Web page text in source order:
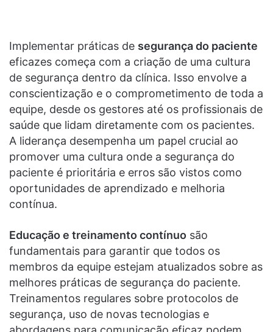
Implementar práticas de segurança do paciente
eficazes começa com a criação de uma cultura
de segurança dentro da clínica. Isso envolve a
conscientização e o comprometimento de toda a
equipe, desde os gestores até os profissionais de
saúde que lidam diretamente com os pacientes.
A liderança desempenha um papel crucial ao
promover uma cultura onde a segurança do
paciente é prioritária e erros são vistos como
oportunidades de aprendizado e melhoria
contínua.
Educação e treinamento contínuo são
fundamentais para garantir que todos os
membros da equipe estejam atualizados sobre as
melhores práticas de segurança do paciente.
Treinamentos regulares sobre protocolos de
segurança, uso de novas tecnologias e